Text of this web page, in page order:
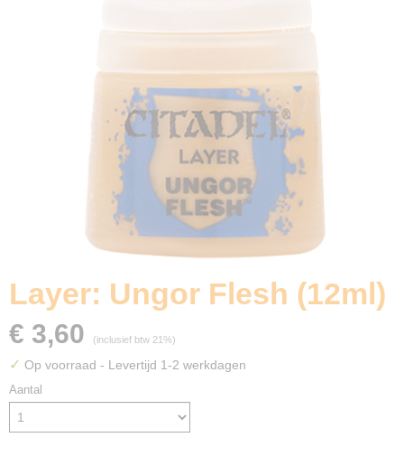
Layer: Ungor Flesh (12ml)
€ 3,60 (inclusief btw 21%)
✓ Op voorraad - Levertijd 1-2 werkdagen
Aantal